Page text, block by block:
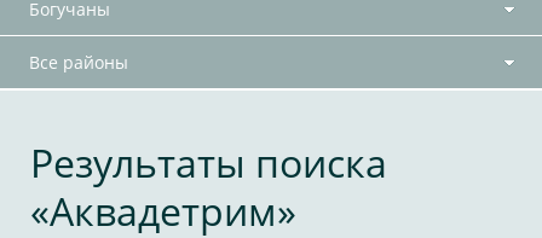
Богучаны
Все районы
Результаты поиска
«Аквадетрим»